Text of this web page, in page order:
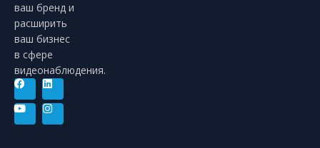
ваш бренд и
расширить
ваш бизнес
в сфере
видеонаблюдения.